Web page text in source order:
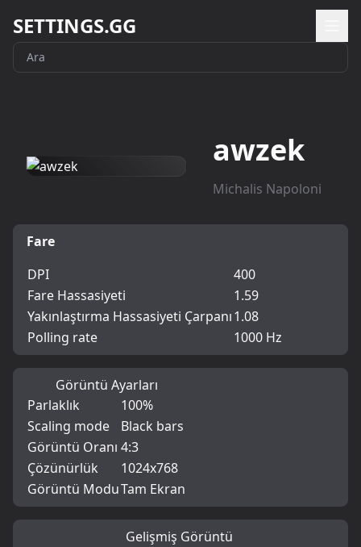
SETTINGS.GG
awzek
Michalis Napoloni
Fare
DPI
400
Fare Hassasiyeti
1.59
Yakınlaştırma Hassasiyeti Çarpanı1.08
Polling rate
1000 Hz
Görüntü Ayarları
Parlaklık
100%
Scaling mode
Black bars
Görüntü Oranı 4:3
Çözünürlük
1024x768
Görüntü ModuTam Ekran
Gelişmiş Görüntü